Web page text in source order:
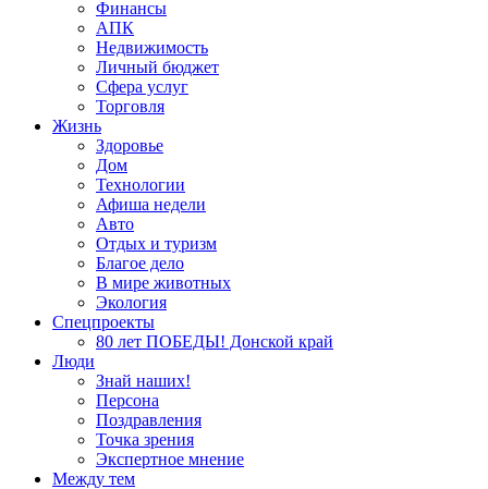
Финансы
АПК
Недвижимость
Личный бюджет
Сфера услуг
Торговля
Жизнь
Здоровье
Дом
Технологии
Афиша недели
Авто
Отдых и туризм
Благое дело
В мире животных
Экология
Спецпроекты
80 лет ПОБЕДЫ! Донской край
Люди
Знай наших!
Персона
Поздравления
Точка зрения
Экспертное мнение
Между тем